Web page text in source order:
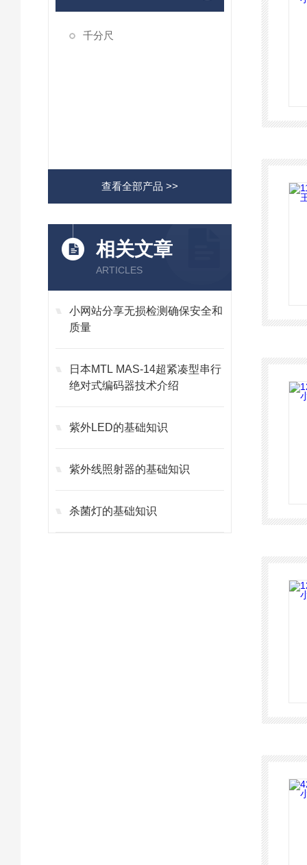
千分尺
查看全部产品 >>
相关文章
ARTICLES
小网站分享无损检测确保安全和
质量
日本MTL MAS-14超紧凑型串行
绝对式编码器技术介绍
紫外LED的基础知识
紫外线照射器的基础知识
杀菌灯的基础知识